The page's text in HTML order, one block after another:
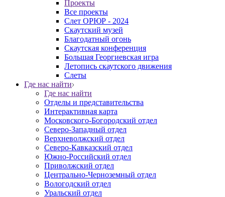
Проекты
Все проекты
Слет ОРЮР - 2024
Скаутский музей
Благодатный огонь
Cкаутская конференция
Большая Георгиевская игра
Летопись скаутского движения
Слеты
Где нас найти
Где нас найти
Отделы и представительства
Интерактивная карта
Московского-Богородский отдел
Северо-Западный отдел
Верхневолжский отдел
Северо-Кавказский отдел
Южно-Российский отдел
Приволжский отдел
Центрально-Черноземный отдел
Вологодский отдел
Уральский отдел